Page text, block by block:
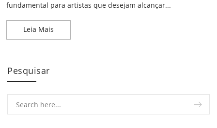
fundamental para artistas que desejam alcançar...
Leia Mais
Pesquisar